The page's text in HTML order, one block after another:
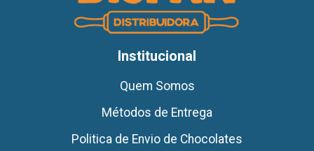
Institucional
Quem Somos
Métodos de Entrega
Politica de Envio de Chocolates